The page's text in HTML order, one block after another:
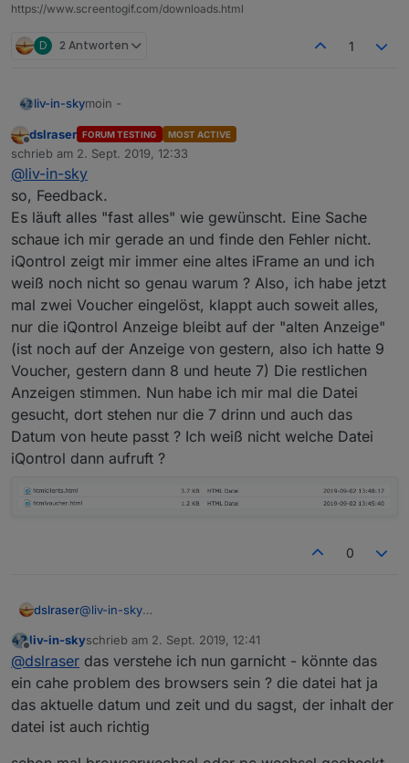
https://www.screentogif.com/downloads.html
D 2 Antworten 1
liv-in-skymoin -
ich habe nochmal getestet und dummen fehler
gefunden - sorry
bitte alte datenpunkte löschen bevor du das
script neu laufen läßt
der pfad der constante const=dpPrefix muss mit
der javascript instanz übereinsimmen, in dem
das script läuft
javascript-instanz 0 muss dann const dpPrefix =
"javascript.0."; lauten (da lag mein
denkfehler )
bitte nochmal testen
Spoiler
Offline
dslraser FORUM TESTING MOST ACTIVE
schrieb am 2. Sept. 2019, 12:33
zuletzt editiert von
@liv-in-sky
so, Feedback.
Es läuft alles "fast alles" wie gewünscht. Eine Sache
schaue ich mir gerade an und finde den Fehler nicht.
iQontrol zeigt mir immer eine altes iFrame an und ich
weiß noch nicht so genau warum ? Also, ich habe jetzt
mal zwei Voucher eingelöst, klappt auch soweit alles,
nur die iQontrol Anzeige bleibt auf der "alten Anzeige"
(ist noch auf der Anzeige von gestern, also ich hatte 9
Voucher, gestern dann 8 und heute 7) Die restlichen
Anzeigen stimmen. Nun habe ich mir mal die Datei
gesucht, dort stehen nur die 7 drinn und auch das
Datum von heute passt ? Ich weiß nicht welche Datei
iQontrol dann aufruft ?
0
dslraser@liv-in-sky
Es läuft alles "fast alles" wie gewünscht. Eine Sache
schaue ich mir gerade an und finde den Fehler nicht.
iQontrol zeigt mir immer eine altes iFrame an und ich
weiß noch nicht so genau warum ? Also, ich habe jetzt
mal zwei Voucher eingelöst, klappt auch soweit alles,
nur die iQontrol Anzeige bleibt auf der "alten Anzeige"
Offline
liv-in-skyschrieb am 2. Sept. 2019, 12:41
zuletzt editiert von
@dslraser das verstehe ich nun garnicht - könnte das
ein cahe problem des browsers sein ? die datei hat ja
das aktuelle datum und zeit und du sagst, der inhalt der
datei ist auch richtig